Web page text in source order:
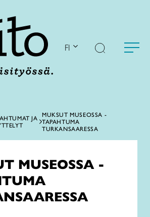
FI
JA
MUKSUT MUSEOSSA -
TAPAHTUMA
TURKANSAARESSA
MUSEOSSA -